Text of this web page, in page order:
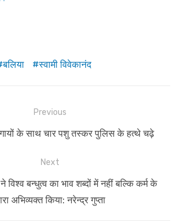
बलिया स्वामी विवेकानंद
Previous
गायों के साथ चार पशु तस्कर पुलिस के हत्थे चढ़े
Next
विश्व बन्धुत्व का भाव शब्दों में नहीं बल्कि कर्म के
अभिव्यक्त किया: नरेन्द्र गुप्ता